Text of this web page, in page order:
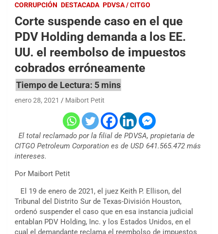
CORRUPCIÓN DESTACADA PDVSA / CITGO
Corte suspende caso en el que
PDV Holding demanda a los EE.
UU. el reembolso de impuestos
cobrados erróneamente
enero 28, 2021 Maibort Petit
El total reclamado por la filial de PDVSA, propietaria de
CITGO Petroleum Corporation es de USD 641.565.472 más
intereses.
Por Maibort Petit
El 19 de enero de 2021, el juez Keith P. Ellison, del
Tribunal del Distrito Sur de Texas-División Houston,
ordenó suspender el caso que en esa instancia judicial
entablan PDV Holding, Inc. y los Estados Unidos, en el
cual el demandante reclama el reembolso de impuestos